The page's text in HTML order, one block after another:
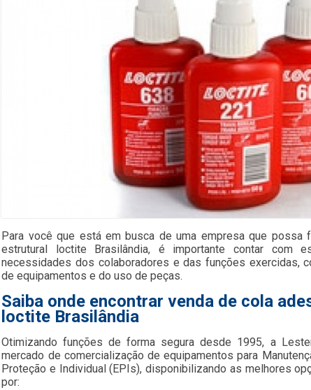
Para você que está em busca de uma empresa que possa
estrutural loctite Brasilândia, é importante contar com
necessidades dos colaboradores e das funções exercidas,
de equipamentos e do uso de peças.
Saiba onde encontrar venda de cola
loctite Brasilândia
Otimizando funções de forma segura desde 1995, a
mercado de comercialização de equipamentos para
Proteção e Individual (EPIs), disponibilizando as melhores
por: